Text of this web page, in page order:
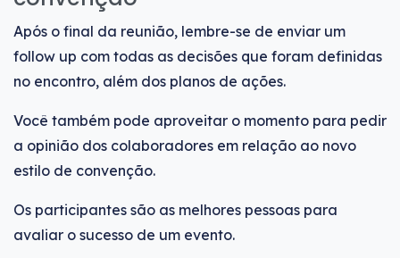
Após o final da reunião, lembre-se de enviar um
follow up com todas as decisões que foram definidas
no encontro, além dos planos de ações.
Você também pode aproveitar o momento para pedir
a opinião dos colaboradores em relação ao novo
estilo de convenção.
Os participantes são as melhores pessoas para
avaliar o sucesso de um evento.